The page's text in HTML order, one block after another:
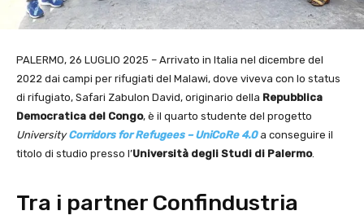
PALERMO, 26 LUGLIO 2025 – Arrivato in Italia nel dicembre del
2022 dai campi per rifugiati del Malawi, dove viveva con lo status
di rifugiato, Safari Zabulon David, originario della Repubblica
Democratica del Congo, è il quarto studente del progetto
UniversityCorridors for Refugees – UniCoRe 4.0a conseguire il
titolo di studio presso l’Università degli Studi di Palermo.
Tra i partner Confindustria